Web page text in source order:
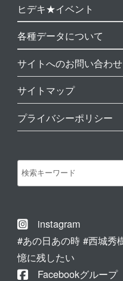
ヒデキ★イベント
各種データについて
サイトへのお問い合わせ
サイトマップ
プライバシーポリシー
検
索
instagram
#あの日あの時 #西城秀
憶に残したい
Facebookグループ